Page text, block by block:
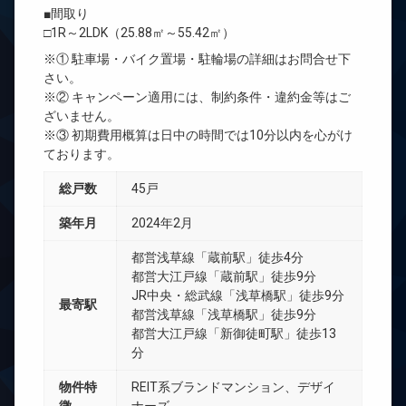
■間取り
□1R～2LDK（25.88㎡～55.42㎡）
※① 駐車場・バイク置場・駐輪場の詳細はお問合せ下
さい。
※② キャンペーン適用には、制約条件・違約金等はご
ざいません。
※③ 初期費用概算は日中の時間では10分以内を心がけ
ております。
総戸数 45戸
築年月 2024年2月
最寄駅
都営浅草線「蔵前駅」徒歩4分
都営大江戸線「蔵前駅」徒歩9分
JR中央・総武線「浅草橋駅」徒歩9分
都営浅草線「浅草橋駅」徒歩9分
都営大江戸線「新御徒町駅」徒歩13
分
物件特
REIT系ブランドマンション、デザイ